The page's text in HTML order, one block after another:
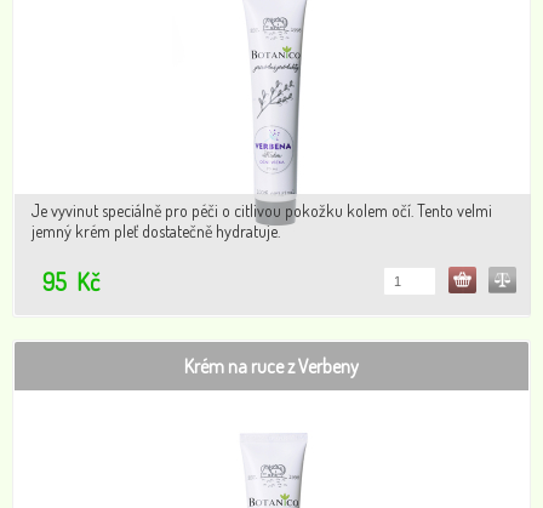
Je vyvinut speciálně pro péči o citlivou pokožku kolem očí. Tento velmi
jemný krém pleť dostatečně hydratuje.
95 Kč
Krém na ruce z Verbeny